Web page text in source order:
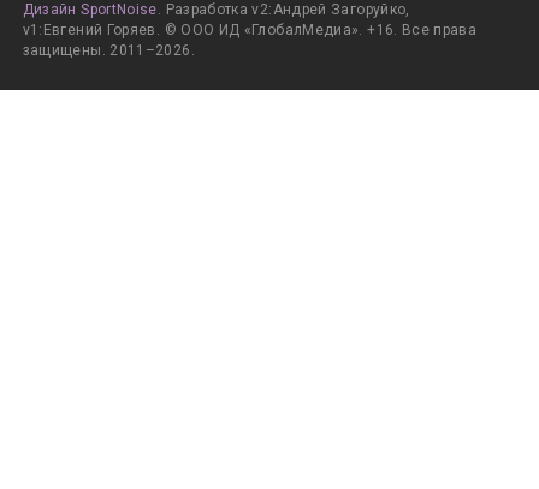
Дизайн SportNoise. Разработка v2:Андрей Загоруйко,
v1:Евгений Горяев. © ООО ИД «ГлобалМедиа». +16. Все права
защищены. 2011–2026.